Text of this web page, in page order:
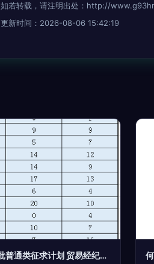
如若转载，请注明出处：http://
更新时间：2026-08-06 15:42:19
2020福建部分院校专科批普通类征求计划 贸易经纪专业机会与报考指南